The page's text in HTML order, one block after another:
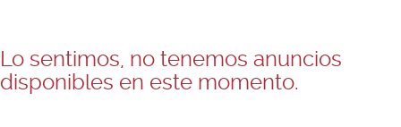
Lo sentimos, no tenemos anuncios
disponibles en este momento.